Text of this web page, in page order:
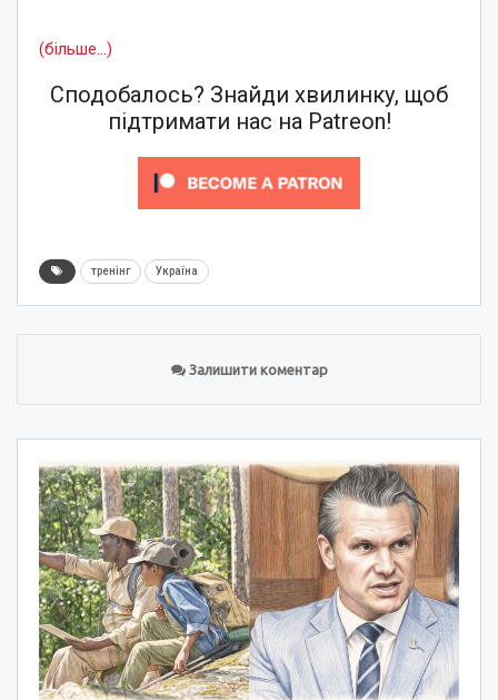
(більше…)
Сподобалось? Знайди хвилинку, щоб
підтримати нас на Patreon!
тренінг Україна
Залишити коментар